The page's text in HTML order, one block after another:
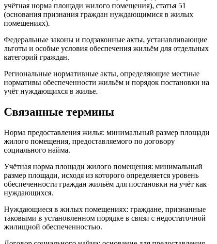
учётная норма площади жилого помещения), статья 51
(основания признания граждан нуждающимися в жилых
помещениях).
Федеральные законы и подзаконные акты, устанавливающие
льготы и особые условия обеспечения жильём для отдельных
категорий граждан.
Региональные нормативные акты, определяющие местные
нормативы обеспеченности жильём и порядок постановки на
учёт нуждающихся в жилье.
Связанные термины
Норма предоставления жилья: минимальный размер площади
жилого помещения, предоставляемого по договору
социального найма.
Учётная норма площади жилого помещения: минимальный
размер площади, исходя из которого определяется уровень
обеспеченности граждан жильём для постановки на учёт как
нуждающихся.
Нуждающиеся в жилых помещениях: граждане, признанные
таковыми в установленном порядке в связи с недостаточной
жилищной обеспеченностью.